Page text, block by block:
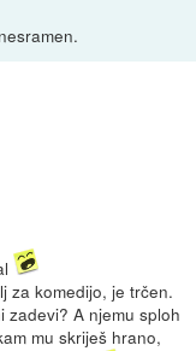
za komedijo, je trčen.
zadevi? A njemu sploh
mu skriješ hrano,